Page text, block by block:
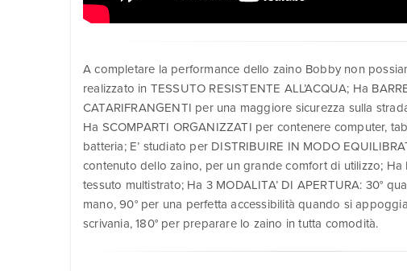
A completare la performance dello zaino Bobby non
realizzato in TESSUTO RESISTENTE ALL’ACQUA; Ha
CATARIFRANGENTI per una maggiore sicurezza sulla
Ha SCOMPARTI ORGANIZZATI per contenere computer,
batteria; E’ studiato per DISTRIBUIRE IN MODO
contenuto dello zaino, per un grande comfort di utilizzo; Ha
tessuto multistrato; Ha 3 MODALITA’ DI APERTURA: 30°
mano, 90° per una perfetta accessibilità quando si
scrivania, 180° per preparare lo zaino in tutta comodità.